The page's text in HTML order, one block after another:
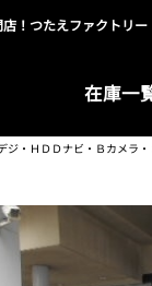
！つたえファクトリー
在庫一
ジ・ＨＤＤナビ・Ｂカメ